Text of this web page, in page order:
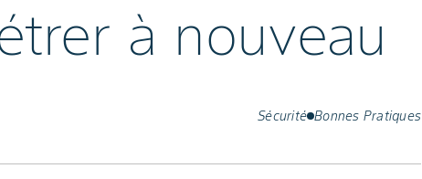
à nouveau
Sécurité Bonnes Pratiques